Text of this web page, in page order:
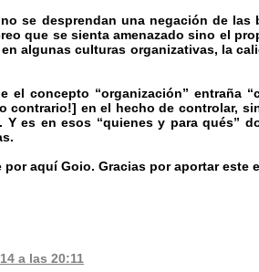
se desprendan una negación de
que se sienta amenazado sino el
algunas culturas organizativas, la
el concepto “organización” entraña
contrario!] en el hecho de controlar,
Y es en esos “quienes y para qués”
por aquí Goio. Gracias por aportar este
a las 20:11